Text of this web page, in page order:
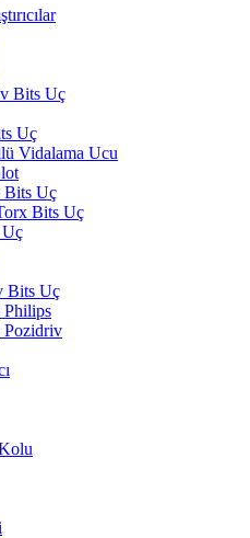
Bits Uç
Uç
Vidalama Ucu
Bits Uç
Bits Uç
Uç
Bits Uç
Philips
Pozidriv